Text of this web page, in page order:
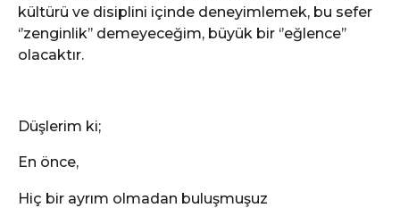
kültürü ve disiplini içinde deneyimlemek, bu sefer
‘’zenginlik’’ demeyeceğim, büyük bir ‘’eğlence’’
olacaktır.
Düşlerim ki;
En önce,
Hiç bir ayrım olmadan buluşmuşuz